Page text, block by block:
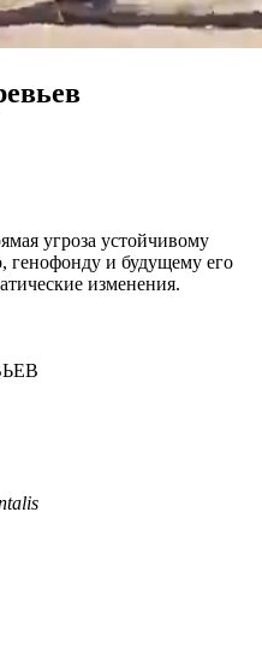
угроза устойчивому
генофонду и будущему его
изменения.